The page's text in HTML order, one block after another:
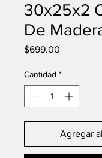
30x25x2
De
$699.00
Cantidad *
Agregar